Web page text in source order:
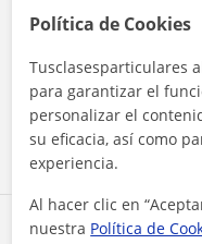
¿Quieres
★★★
Política de Cookies
Tusclasesparticulares
para garantizar el
personalizar el
su eficacia, así como
experiencia.
Al hacer clic en
nuestra Política de